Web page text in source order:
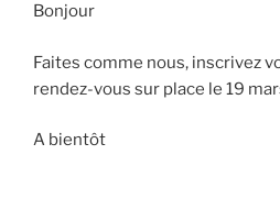
Bonjour
Faites comme nous, inscrivez
rendez-vous sur place le 19
A bientôt